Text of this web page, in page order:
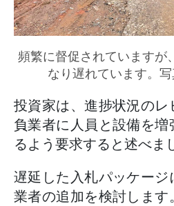
頻繁に督促されていますが
なり遅れています。
投資家は、進捗状況の
負業者に人員と設備を
るよう要求すると述べま
遅延した入札パッケー
業者の追加を検討しま